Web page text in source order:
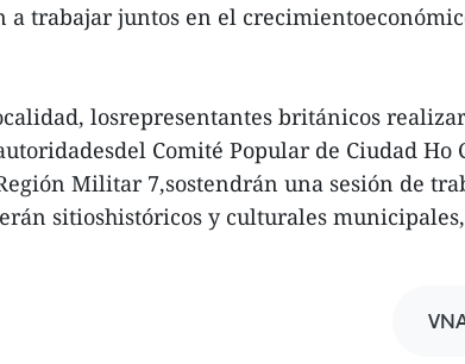
a trabajar juntos en el
losrepresentantes británicos
Comité Popular de Ciudad Ho
Militar 7,sostendrán una sesión de
sitioshistóricos y culturales municipales,